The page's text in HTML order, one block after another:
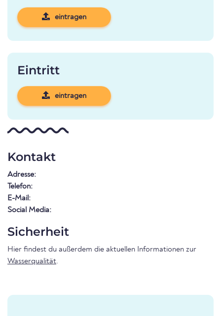
eintragen
Eintritt
eintragen
Kontakt
Adresse:
Telefon:
E-Mail:
Social Media:
Sicherheit
Hier findest du außerdem die aktuellen Informationen zur
Wasserqualität.